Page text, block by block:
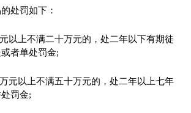
处罚如下：
以上不满二十万元的，处二年以下有期徒
者单处罚金;
元以上不满五十万元的，处二年以上七年
罚金;